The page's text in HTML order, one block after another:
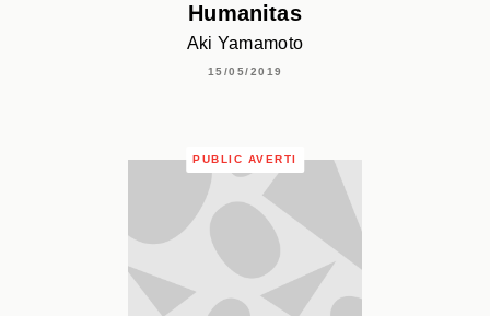
Humanitas
Aki Yamamoto
15/05/2019
PUBLIC AVERTI